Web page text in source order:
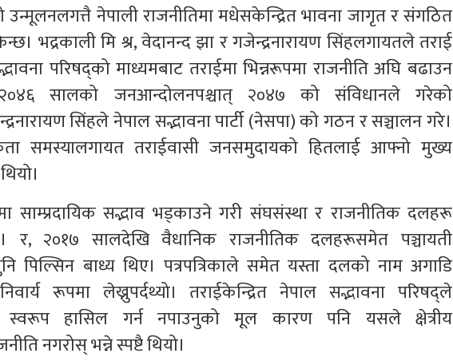
उन्मूलनलगत्तै नेपाली राजनीतिमा मधेसकेन्द्रित भावना जागृत र संगठित
भद्रकाली मि श्र, वेदानन्द झा र गजेन्द्रनारायण सिंहलगायतले तराई
परिषद्को माध्यमबाट तराईमा भिन्नरूपमा राजनीति अघि बढाउन
सालको जनआन्दोलनपश्चात् २०४७ को संविधानले गरेको
सिंहले नेपाल सद्भावना पार्टी (नेसपा) को गठन र सञ्चालन गरे।
समस्यालगायत तराईवासी जनसमुदायको हितलाई आफ्नो मुख्य
साम्प्रदायिक सद्भाव भड्काउने गरी संघसंस्था र राजनीतिक दलहरू
र, २०१७ सालदेखि वैधानिक राजनीतिक दलहरूसमेत पञ्चायती
पिल्सिन बाध्य थिए। पत्रपत्रिकाले समेत यस्ता दलको नाम अगाडि
रूपमा लेख्नुपर्दथ्यो। तराईकेन्द्रित नेपाल सद्भावना परिषद्ले
स्वरूप हासिल गर्न नपाउनुको मूल कारण पनि यसले क्षेत्रीय
नगरोस् भन्ने स्पष्टै थियो।